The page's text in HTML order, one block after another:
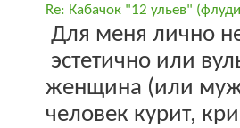
Re: Кабачок "12 ульев"
Для меня лично
эстетично или
женщина (или
человек курит,